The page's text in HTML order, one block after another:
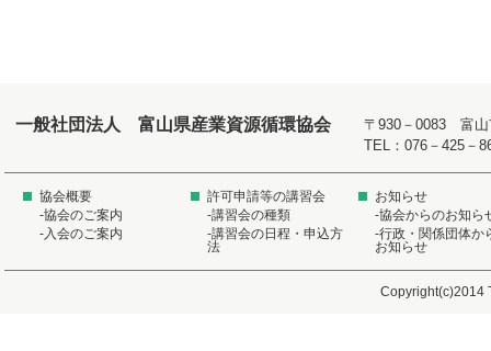
一般社団法人 富山県産業資源循環協会
〒930－0083 富山
TEL：076－425
協会概要
-協会のご案内
-入会のご案内
許可申請等の講習会
-講習会の種類
-講習会の日程・申込方
法
お知らせ
-協会からのお知ら
-行政・関係団体か
お知らせ
Copyright(c)2014